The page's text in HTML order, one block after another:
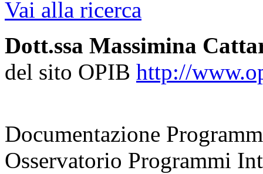
Vai alla ricerca
Dott.ssa Massimina
del sito OPIB http://
Documentazione
Osservatorio Programmi